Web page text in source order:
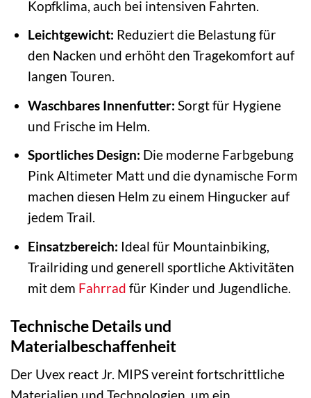
Kopfklima, auch bei intensiven Fahrten.
Leichtgewicht: Reduziert die Belastung für
den Nacken und erhöht den Tragekomfort auf
langen Touren.
Waschbares Innenfutter: Sorgt für Hygiene
und Frische im Helm.
Sportliches Design: Die moderne Farbgebung
Pink Altimeter Matt und die dynamische Form
machen diesen Helm zu einem Hingucker auf
jedem Trail.
Einsatzbereich: Ideal für Mountainbiking,
Trailriding und generell sportliche Aktivitäten
mit dem Fahrrad für Kinder und Jugendliche.
Technische Details und
Materialbeschaffenheit
Der Uvex react Jr. MIPS vereint fortschrittliche